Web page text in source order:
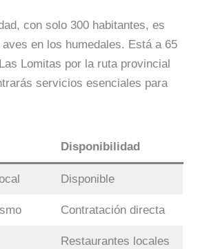
con solo 300 habitantes, es
en los humedales. Está a 65
Lomitas por la ruta provincial
servicios esenciales para
Disponibilidad
Disponible
Contratación directa
Restaurantes locales